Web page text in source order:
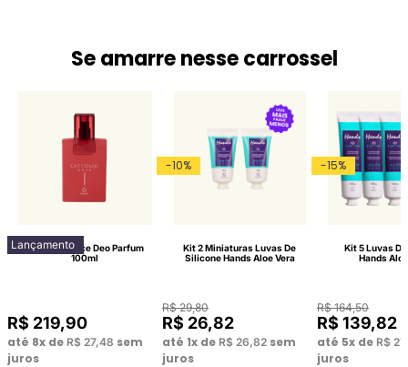
Se amarre nesse carrossel
Lançamento
Lattitude Race Deo Parfum
100ml
R$ 219,90
até 8x de R$ 27,48 sem
juros
-10%
Kit 2 Miniaturas Luvas De
Silicone Hands Aloe Vera
R$ 29,80
R$ 26,82
até 1x de R$ 26,82 sem
juros
-15%
Kit 5 Luvas
Hands
R$ 164,50
R$ 139,82
até 5x de R$ 27
juros